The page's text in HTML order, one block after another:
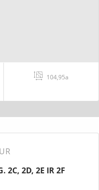
104,95a
2C, 2D, 2E IR 2F